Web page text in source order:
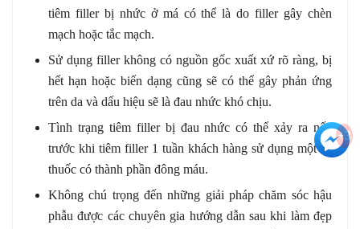
tiêm filler bị nhức ở má có thể là do filler gây chèn
mạch hoặc tắc mạch.
Sử dụng filler không có nguồn gốc xuất xứ rõ ràng, bị
hết hạn hoặc biến dạng cũng sẽ có thể gây phản ứng
trên da và dấu hiệu sẽ là đau nhức khó chịu.
Tình trạng tiêm filler bị đau nhức có thể xảy ra nếu
trước khi tiêm filler 1 tuần khách hàng sử dụng một số
thuốc có thành phần đông máu.
Không chú trọng đến những giải pháp chăm sóc hậu
phẫu được các chuyên gia hướng dẫn sau khi làm đẹp
+3